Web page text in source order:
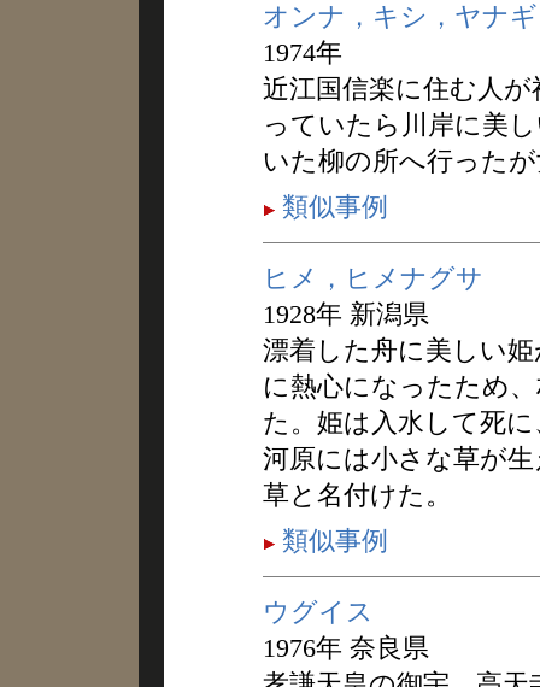
オンナ，キシ，ヤナギ
1974年
近江国信楽に住む人
っていたら川岸に美
いた柳の所へ行った
類似事例
ヒメ，ヒメナグサ
1928年 新潟県
漂着した舟に美しい
に熱心になったため
た。姫は入水して死
河原には小さな草が
草と名付けた。
類似事例
ウグイス
1976年 奈良県